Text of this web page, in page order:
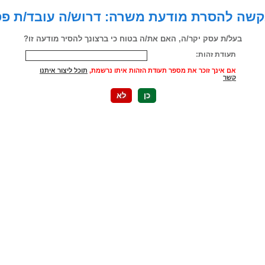
להסרת מודעת משרה: דרוש/ה עובד/ת
בעל/ת עסק יקר/ה, האם את/ה בטוח כי ברצונך להסיר מודעה זו?
תעודת זהות:
אם אינך זוכר את מספר תעודת הזהות איתו נרשמת, תוכל ליצור איתנו
קשר
כן לא